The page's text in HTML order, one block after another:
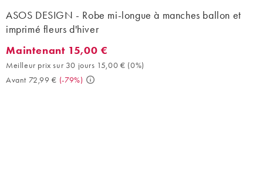
ASOS DESIGN - Robe mi-longue à manches ballon et
imprimé fleurs d'hiver
Maintenant 15,00 €. Meilleur prix sur 30 jours 15,00 € (0%).
Maintenant 15,00 €
Meilleur prix sur 30 jours 15,00 € (0%)
Avant 72,99 € (-79%)